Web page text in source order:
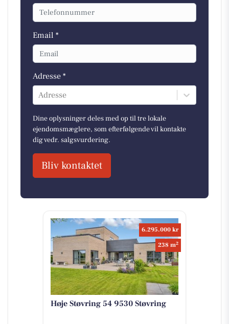
Email *
Adresse *
Adresse
Dine oplysninger deles med op til tre lokale
ejendomsmæglere, som efterfølgende vil kontakte
dig vedr. salgsvurdering.
Bliv kontaktet
6.295.000 kr
238 m2
Høje Støvring 54 9530 Støvring